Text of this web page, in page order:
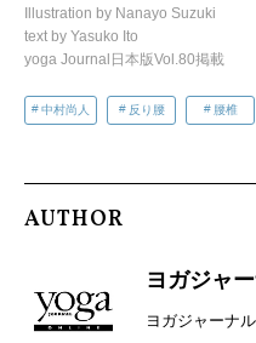
Illustration by Nanayo Suzuki
text by Yasuko Ito
yoga Journal日本版Vol.80掲載
中村尚人 反り腰 腰椎
AUTHOR
ヨガジャ
ヨガジャーナ